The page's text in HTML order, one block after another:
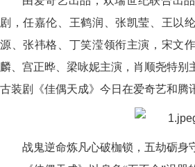
剧，任嘉伦、王鹤润、张凯莹、王以
源、张祎格、丁笑滢领衔主演，宋文
麟、宫正晔、梁咏妮主演，肖顺尧特别
古装剧《佳偶天成》今日在爱奇艺和腾
战鬼逆命炼凡心破枷锁，五劫砺身